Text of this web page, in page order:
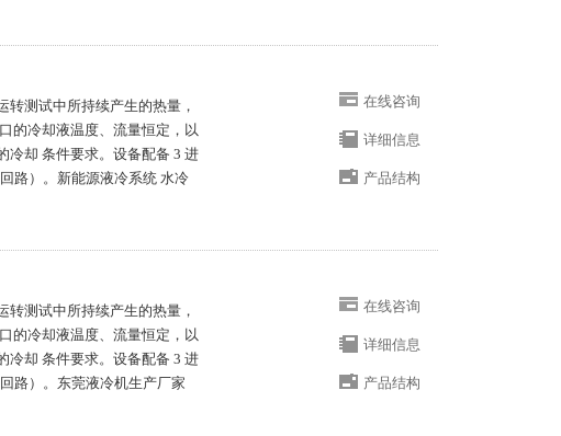
转测试中所持续产生的热量，
的冷却液温度、流量恒定，以
冷却 条件要求。设备配备 3 进
路）。新能源液冷系统 水冷
在线咨询
详细信息
产品结构
转测试中所持续产生的热量，
的冷却液温度、流量恒定，以
冷却 条件要求。设备配备 3 进
路）。东莞液冷机生产厂家
在线咨询
详细信息
产品结构